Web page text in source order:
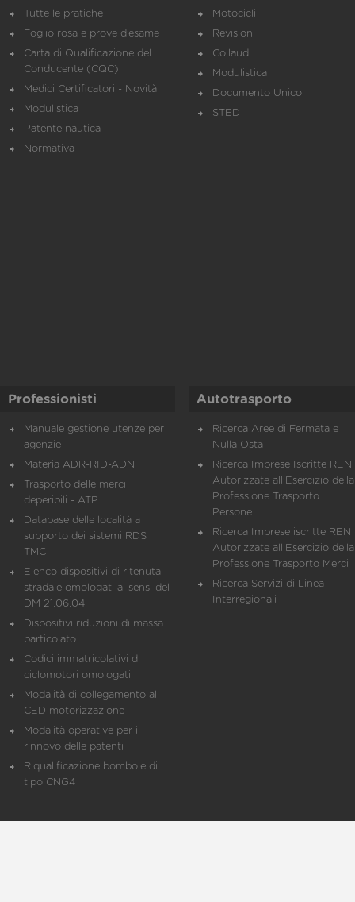
Tutte le pratiche
Foglio rosa e prove d’esame
Carta di Qualificazione del
Conducente (CQC)
Medici Certificatori - Novità
Modulistica
Patente nautica
Normativa
Motocicli
Revisioni
Collaudi
Modulistica
Documento Unico
STED
Professionisti
Manuale gestione utenze per
agenzie
Materia ADR-RID-ADN
Trasporto delle merci
deperibili - ATP
Database delle località a
supporto dei sistemi RDS
TMC
Elenco dispositivi di ritenuta
stradale omologati ai sensi del
DM 21.06.04
Dispositivi riduzioni di massa
particolato
Codici immatricolativi di
ciclomotori omologati
Modalità di collegamento al
CED motorizzazione
Modalità operative per il
rinnovo delle patenti
Riqualificazione bombole di
tipo CNG4
Autotrasporto
Ricerca Aree di Fermata e
Nulla Osta
Ricerca Imprese Iscritte REN
Autorizzate all'Esercizio della
Professione Trasporto
Persone
Ricerca Imprese iscritte REN
Autorizzate all'Esercizio della
Professione Trasporto Merci
Ricerca Servizi di Linea
Interregionali